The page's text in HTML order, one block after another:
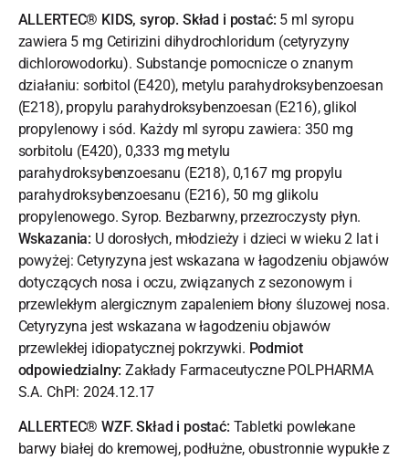
ALLERTEC® KIDS, syrop. Skład i postać: 5 ml syropu
zawiera 5 mg Cetirizini dihydrochloridum (cetyryzyny
dichlorowodorku). Substancje pomocnicze o znanym
działaniu: sorbitol (E420), metylu parahydroksybenzoesan
(E218), propylu parahydroksybenzoesan (E216), glikol
propylenowy i sód. Każdy ml syropu zawiera: 350 mg
sorbitolu (E420), 0,333 mg metylu
parahydroksybenzoesanu (E218), 0,167 mg propylu
parahydroksybenzoesanu (E216), 50 mg glikolu
propylenowego. Syrop. Bezbarwny, przezroczysty płyn.
Wskazania: U dorosłych, młodzieży i dzieci w wieku 2 lat i
powyżej: Cetyryzyna jest wskazana w łagodzeniu objawów
dotyczących nosa i oczu, związanych z sezonowym i
przewlekłym alergicznym zapaleniem błony śluzowej nosa.
Cetyryzyna jest wskazana w łagodzeniu objawów
przewlekłej idiopatycznej pokrzywki. Podmiot
odpowiedzialny: Zakłady Farmaceutyczne POLPHARMA
S.A. ChPl: 2024.12.17
ALLERTEC® WZF. Skład i postać: Tabletki powlekane
barwy białej do kremowej, podłużne, obustronnie wypukłe z